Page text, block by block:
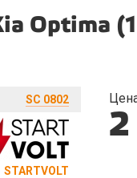
Optima
SC 0802
STARTVOLT
2